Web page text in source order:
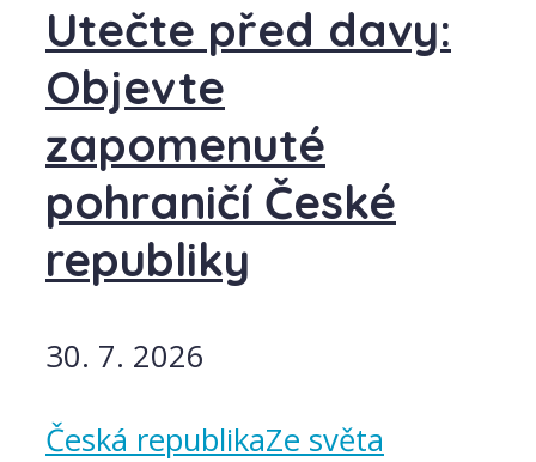
Utečte před davy:
Objevte
zapomenuté
pohraničí České
republiky
30. 7. 2026
Česká republikaZe světa